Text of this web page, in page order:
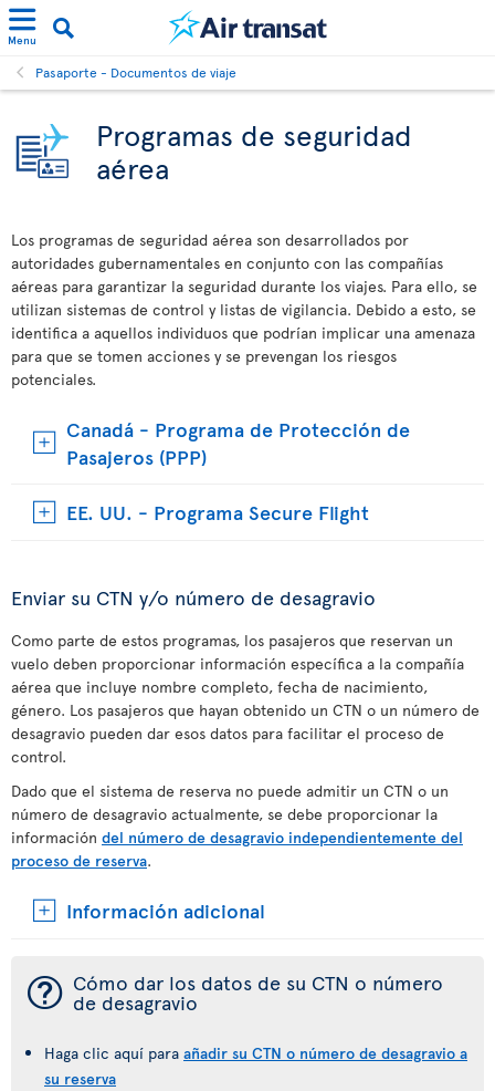
Menu
Pasaporte - Documentos de viaje
Programas de seguridad
aérea
Los programas de seguridad aérea son desarrollados por
autoridades gubernamentales en conjunto con las compañías
aéreas para garantizar la seguridad durante los viajes. Para ello, se
utilizan sistemas de control y listas de vigilancia. Debido a esto, se
identifica a aquellos individuos que podrían implicar una amenaza
para que se tomen acciones y se prevengan los riesgos
potenciales.
Canadá - Programa de Protección de
Pasajeros (PPP)
EE. UU. - Programa Secure Flight
Enviar su CTN y/o número de desagravio
Como parte de estos programas, los pasajeros que reservan un
vuelo deben proporcionar información específica a la compañía
aérea que incluye nombre completo, fecha de nacimiento,
género. Los pasajeros que hayan obtenido un CTN o un número de
desagravio pueden dar esos datos para facilitar el proceso de
control.
Dado que el sistema de reserva no puede admitir un CTN o un
número de desagravio actualmente, se debe proporcionar la
información del número de desagravio independientemente del
proceso de reserva.
Información adicional
¯ Cómo dar los datos de su CTN o número
de desagravio
Haga clic aquí para añadir su CTN o número de desagravio a
su reserva